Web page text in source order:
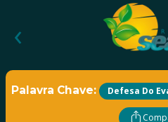
‹
Palavra Chave: Defesa Do